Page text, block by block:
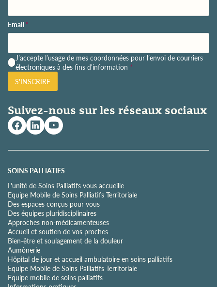
Email *
P
o
l
t
q
u
e
e
o
n
f
i
d
e
n
t
i
a
l
i
t
J’accepte l’usage de mes coordonnées pour l’envoi de courriers
électroniques à des fins d'information *
S'INSCRIRE
Suivez-nous sur les réseaux sociaux
SOINS PALLIATIFS
L'unité de Soins Palliatifs vous accueille
Equipe Mobile de Soins Palliatifs Territoriale
Des espaces conçus pour vous
Des équipes pluridisciplinaires
Approches non-médicamenteuses
Accueil et soutien de vos proches
Bien-être et soulagement de la douleur
Aumônerie
Hôpital de jour et accueil ambulatoire en soins palliatifs
Equipe Mobile de Soins Palliatifs Territoriale
Equipe mobile de soins palliatifs